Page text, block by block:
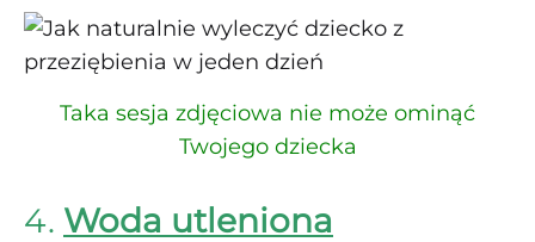
Taka sesja zdjęciowa nie może ominąć
Twojego dziecka
4. Woda utleniona